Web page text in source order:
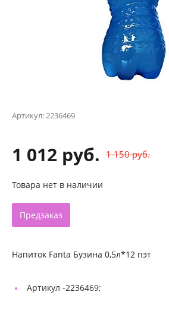
Артикул:2236469
1 012 руб. 1 150 руб.
Товара нет в наличии
Предзаказ
Напиток Fanta Бузина 0,5л*12 пэт
Артикул -2236469;